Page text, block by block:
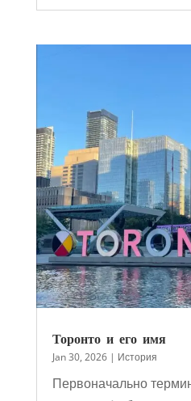
Торонто и его имя
Jan 30, 2026| История
Первоначально